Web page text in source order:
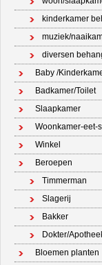
kinderkamer
muziek/
diversen
Baby /
Badkamer/Toilet
Slaapkamer
Woonkamer-eet-
Winkel
Beroepen
Timmerman
Slagerij
Bakker
Dokter/
Bloemen planten